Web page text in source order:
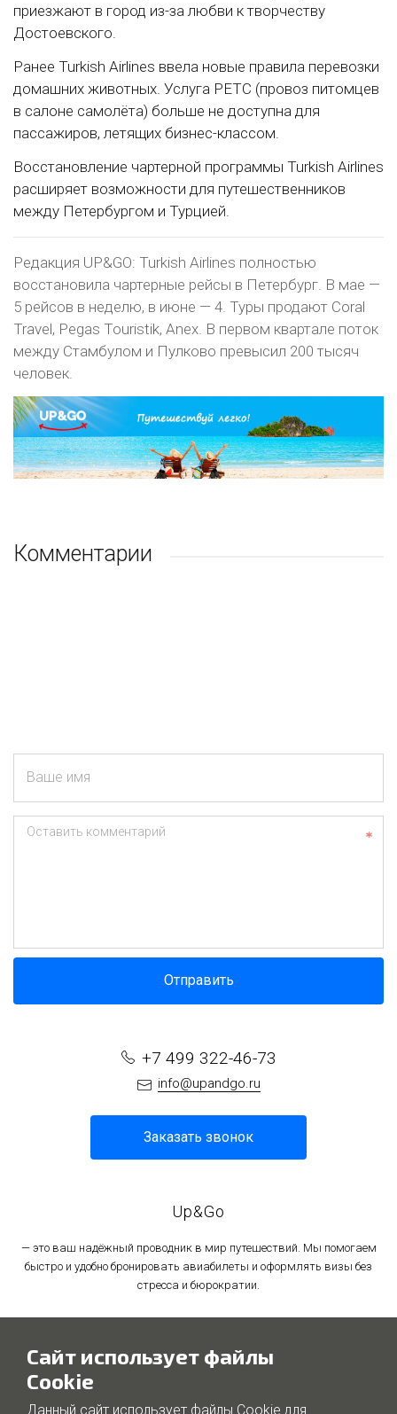
приезжают в город из-за любви к творчеству
Достоевского.
Ранее Turkish Airlines ввела новые правила перевозки
домашних животных. Услуга PETC (провоз питомцев
в салоне самолёта) больше не доступна для
пассажиров, летящих бизнес-классом.
Восстановление чартерной программы Turkish Airlines
расширяет возможности для путешественников
между Петербургом и Турцией.
Редакция UP&GO: Turkish Airlines полностью
восстановила чартерные рейсы в Петербург. В мае —
5 рейсов в неделю, в июне — 4. Туры продают Coral
Travel, Pegas Touristik, Anex. В первом квартале поток
между Стамбулом и Пулково превысил 200 тысяч
человек.
Комментарии
Ваше имя
Оставить комментарий
Отправить
+7 499 322-46-73
info@upandgo.ru
Заказать звонок
Up&Go
— это ваш надёжный проводник в мир путешествий. Мы помогаем
быстро и удобно бронировать авиабилеты и оформлять визы без
стресса и бюрократии.
Политика использования файлов cookie
Сайт использует файлы
Cookie
Данный сайт использует файлы Cookie для